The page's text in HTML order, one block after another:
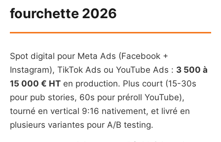
fourchette 2026
Spot digital pour Meta Ads (Facebook +
Instagram), TikTok Ads ou YouTube Ads : 3 500 à
15 000 € HT en production. Plus court (15-30s
pour pub stories, 60s pour préroll YouTube),
tourné en vertical 9:16 nativement, et livré en
plusieurs variantes pour A/B testing.